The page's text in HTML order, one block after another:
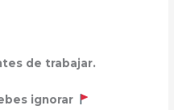
de trabajar.
ignorar